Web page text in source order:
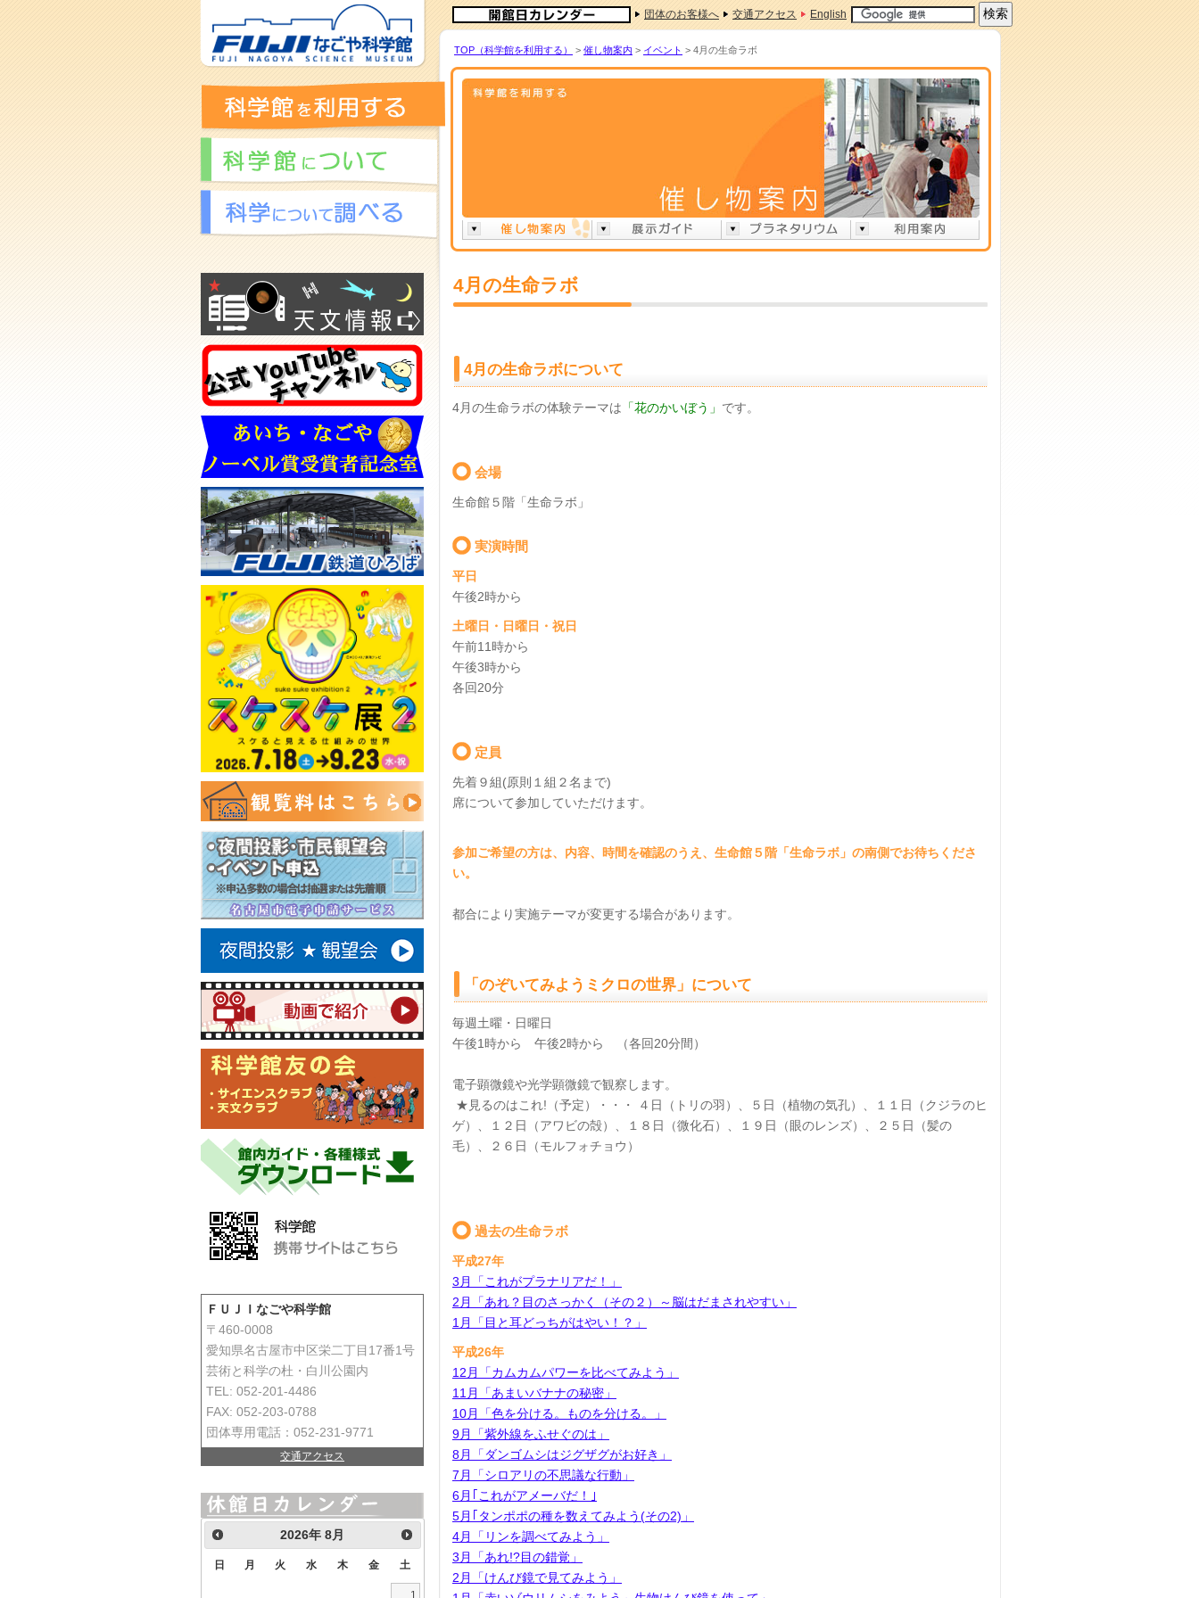
団体のお客様へ 交通アクセス English
TOP（科学館を利用する） > 催し物案内 > イベント > 4月の生命ラボ
4月の生命ラボ
4月の生命ラボについて
4月の生命ラボの体験テーマは 「花のかいぼう 」 です。
会場
生命館５階「生命ラボ」
実演時間
平日
午後2時から
土曜日・日曜日・祝日
午前11時から
午後3時から
各回20分
定員
先着９組(原則１組２名まで)
席について参加していただけます。
参加ご希望の方は、内容、時間を確認のうえ、生命館５階「生命ラボ」の南側でお待ちくださ
い。
都合により実施テーマが変更する場合があります。
「のぞいてみようミクロの世界」について
毎週土曜・日曜日
午後1時から 午後2時から （各回20分間）
電子顕微鏡や光学顕微鏡で観察します。
★見るのはこれ!（予定）・・・ ４日（トリの羽）、５日（植物の気孔）、１１日（クジラのヒ
ゲ）、１２日（アワビの殻）、１８日（微化石）、１９日（眼のレンズ）、２５日（髪の
毛）、２６日（モルフォチョウ）
過去の生命ラボ
平成27年
3月「これがプラナリアだ！」
2月「あれ？目のさっかく（その２）～脳はだまされやすい」
1月「目と耳どっちがはやい！？」
平成26年
12月「カムカムパワーを比べてみよう」
11月「あまいバナナの秘密」
10月「色を分ける。ものを分ける。」
9月「紫外線をふせぐのは」
8月「ダンゴムシはジグザグがお好き」
7月「シロアリの不思議な行動」
6月｢これがアメーバだ！｣
5月｢タンポポの種を数えてみよう(その2)」
4月「リンを調べてみよう」
3月「あれ!?目の錯覚」
2月「けんび鏡で見てみよう」
ＦＵＪＩなごや科学館
〒460-0008
愛知県名古屋市中区栄二丁目17番1号
芸術と科学の杜・白川公園内
TEL: 052-201-4486
FAX: 052-203-0788
団体専用電話：052-231-9771
交通アクセス
2026年8月
日 月 火 水 木 金 土
1